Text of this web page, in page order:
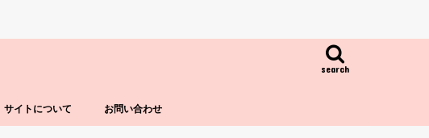
search
サイトについて お問い合わせ